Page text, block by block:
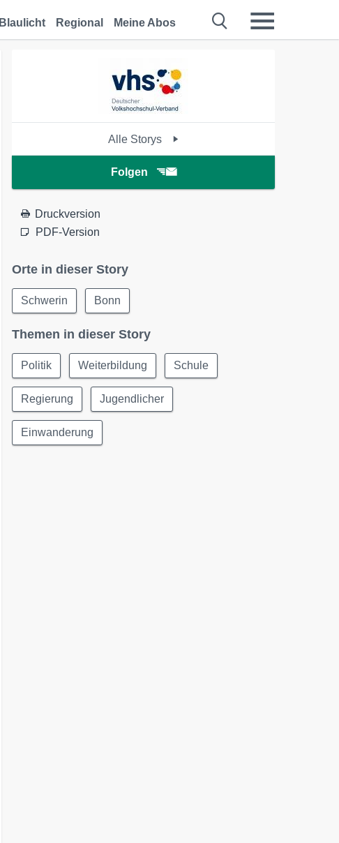
Blaulicht Regional Meine Abos
Alle Storys
Folgen
Druckversion
PDF-Version
Orte in dieser Story
Schwerin Bonn
Themen in dieser Story
Politik Weiterbildung Schule
Regierung Jugendlicher
Einwanderung